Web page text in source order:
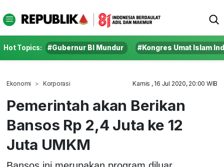
Hot Topics: #Gubernur BI Mundur #Kongres Umat Islam
Ekonomi Korporasi Kamis , 16 Jul 2020, 20:00 WIB
Pemerintah akan Berikan
Bansos Rp 2,4 Juta ke 12
Juta UMKM